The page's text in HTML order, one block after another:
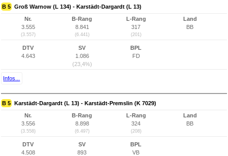
B 5 Groß Warnow (L 134) - Karstädt-Dargardt (L 13)
Nr.
3.555
(3.557)
B-Rang
8.841
(6.441)
L-Rang
317
(201)
Land
BB
DTV
4.643
SV
1.086
(23,4%)
BPL
FD
Infos...
B 5 Karstädt-Dargardt (L 13) - Karstädt-Premslin (K 7029)
Nr.
3.556
(3.558)
B-Rang
8.898
(6.497)
L-Rang
324
(208)
Land
BB
DTV
4.508
SV
893
BPL
VB